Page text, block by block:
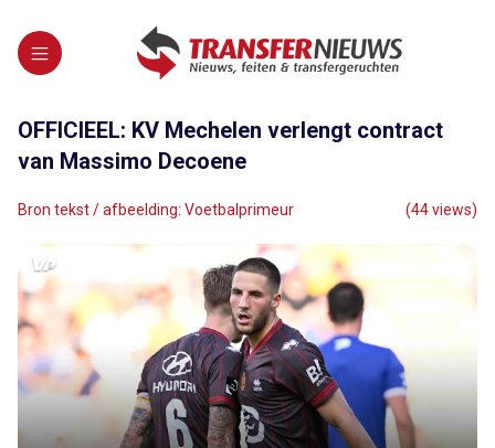
OFFICIEEL: KV Mechelen verlengt contract
van Massimo Decoene
Bron tekst / afbeelding: Voetbalprimeur (44 views)